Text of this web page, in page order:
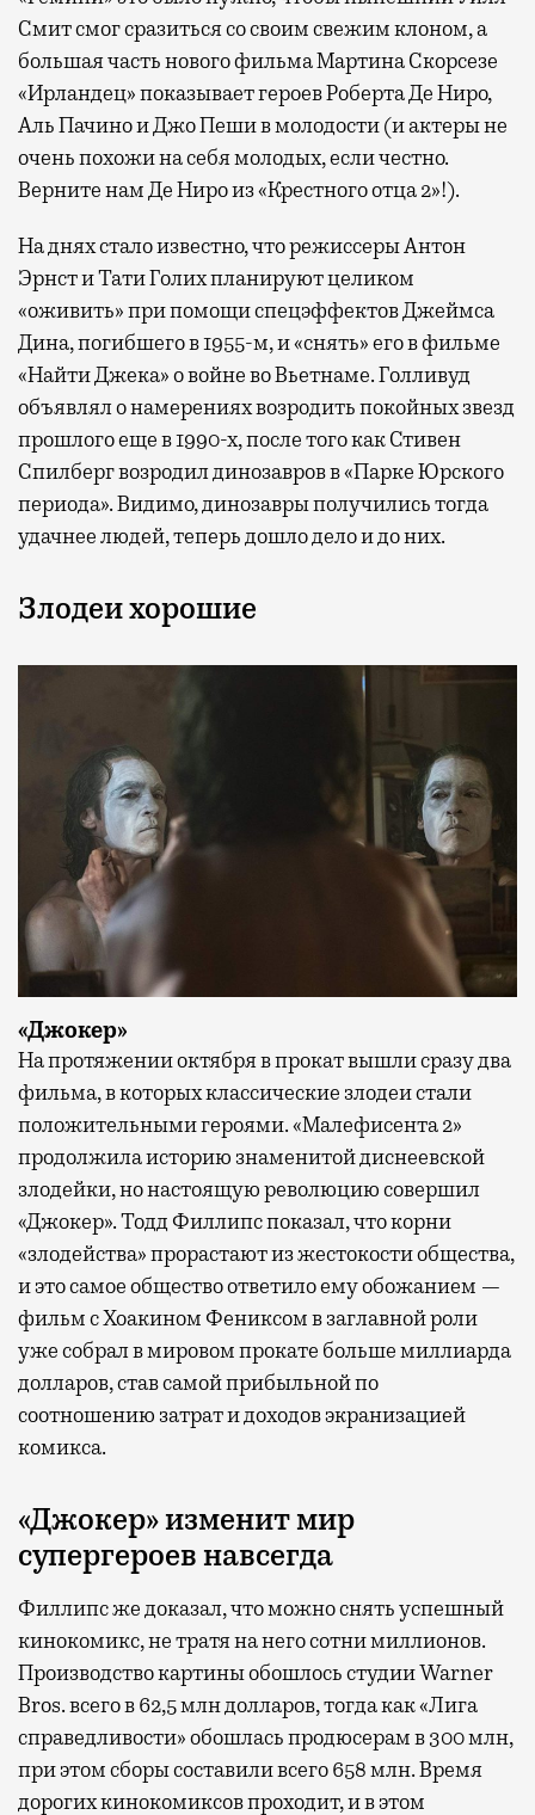
Смит смог сразиться со своим свежим клоном, а
большая часть нового фильма Мартина Скорсезе
«Ирландец» показывает героев Роберта Де Ниро,
Аль Пачино и Джо Пеши в молодости (и актеры не
очень похожи на себя молодых, если честно.
Верните нам Де Ниро из «Крестного отца 2»!).
На днях стало известно, что режиссеры Антон
Эрнст и Тати Голих планируют целиком
«оживить» при помощи спецэффектов Джеймса
Дина, погибшего в 1955-м, и «снять» его в фильме
«Найти Джека» о войне во Вьетнаме. Голливуд
объявлял о намерениях возродить покойных звезд
прошлого еще в 1990-х, после того как Стивен
Спилберг возродил динозавров в «Парке Юрского
периода». Видимо, динозавры получились тогда
удачнее людей, теперь дошло дело и до них.
Злодеи хорошие
«Джокер»
На протяжении октября в прокат вышли сразу два
фильма, в которых классические злодеи стали
положительными героями. «Малефисента 2»
продолжила историю знаменитой диснеевской
злодейки, но настоящую революцию совершил
«Джокер». Тодд Филлипс показал, что корни
«злодейства» прорастают из жестокости общества,
и это самое общество ответило ему обожанием —
фильм с Хоакином Фениксом в заглавной роли
уже собрал в мировом прокате больше миллиарда
долларов, став самой прибыльной по
соотношению затрат и доходов экранизацией
комикса.
«Джокер» изменит мир
супергероев навсегда
Филлипс же доказал, что можно снять успешный
кинокомикс, не тратя на него сотни миллионов.
Производство картины обошлось студии Warner
Bros. всего в 62,5 млн долларов, тогда как «Лига
справедливости» обошлась продюсерам в 300 млн,
при этом сборы составили всего 658 млн. Время
дорогих кинокомиксов проходит, и в этом